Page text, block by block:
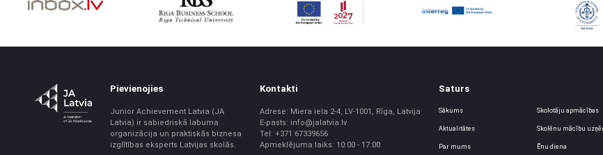
Pievienojies
Junior Achievement Latvia (JA
Latvia) ir sabiedriskā labuma
organizācija un praktiskās biznesa
izglītības eksperts Latvijas skolās.
Kontakti
Adrese: Miera iela 2-4, LV-1001, Rīga, Latvija
E-pasts: info@jalatvia.lv
Tel: +371 67339656
Apmeklējuma laiks: 10:00 - 17:00
Saturs
Sākums
Aktualitātes
Par mums
Skolotāju apmācības
Skolēnu mācību
Ēnu diena